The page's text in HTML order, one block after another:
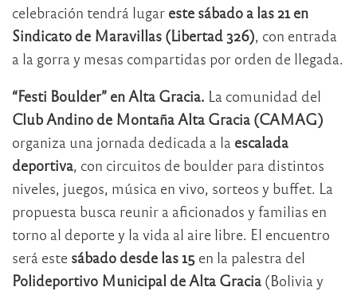
celebración tendrá lugar este sábado a las 21 en
Sindicato de Maravillas (Libertad 326), con entrada
a la gorra y mesas compartidas por orden de llegada.
“Festi Boulder” en Alta Gracia. La comunidad del
Club Andino de Montaña Alta Gracia (CAMAG)
organiza una jornada dedicada a la escalada
deportiva, con circuitos de boulder para distintos
niveles, juegos, música en vivo, sorteos y buffet. La
propuesta busca reunir a aficionados y familias en
torno al deporte y la vida al aire libre. El encuentro
será este sábado desde las 15 en la palestra del
Polideportivo Municipal de Alta Gracia (Bolivia y